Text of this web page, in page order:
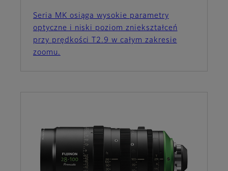
Seria MK osiąga wysokie parametry
optyczne i niski poziom zniekształceń
przy prędkości T2.9 w całym zakresie
zoomu.